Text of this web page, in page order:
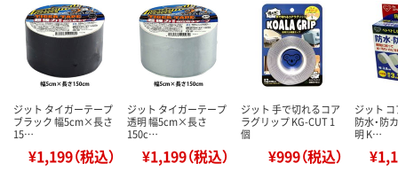
ジット タイガーテープ
ブラック 幅5cm×長さ
15…
¥1,199（税込）
ジット タイガーテープ
透明 幅5cm×長さ
150c…
¥1,199（税込）
ジット 手で切れるコア
ラグリップ KG-CUT 1
個
¥999（税込）
ジット
防水・防
明 K…